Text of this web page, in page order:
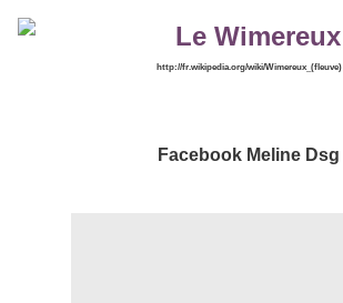
http://fr.wikipedia.org/wiki/Wimereux_(fleuve)
Facebook Meline Dsg